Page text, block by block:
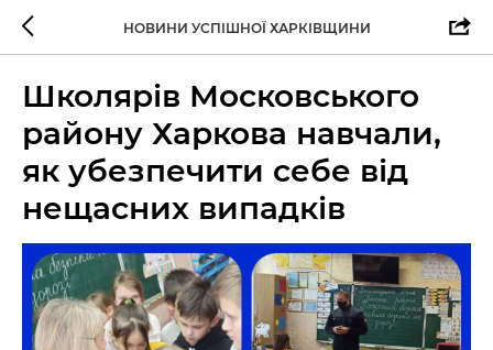
НОВИНИ УСПІШНОЇ ХАРКІВЩИНИ
Школярів Московського
району Харкова навчали,
як убезпечити себе від
нещасних випадків